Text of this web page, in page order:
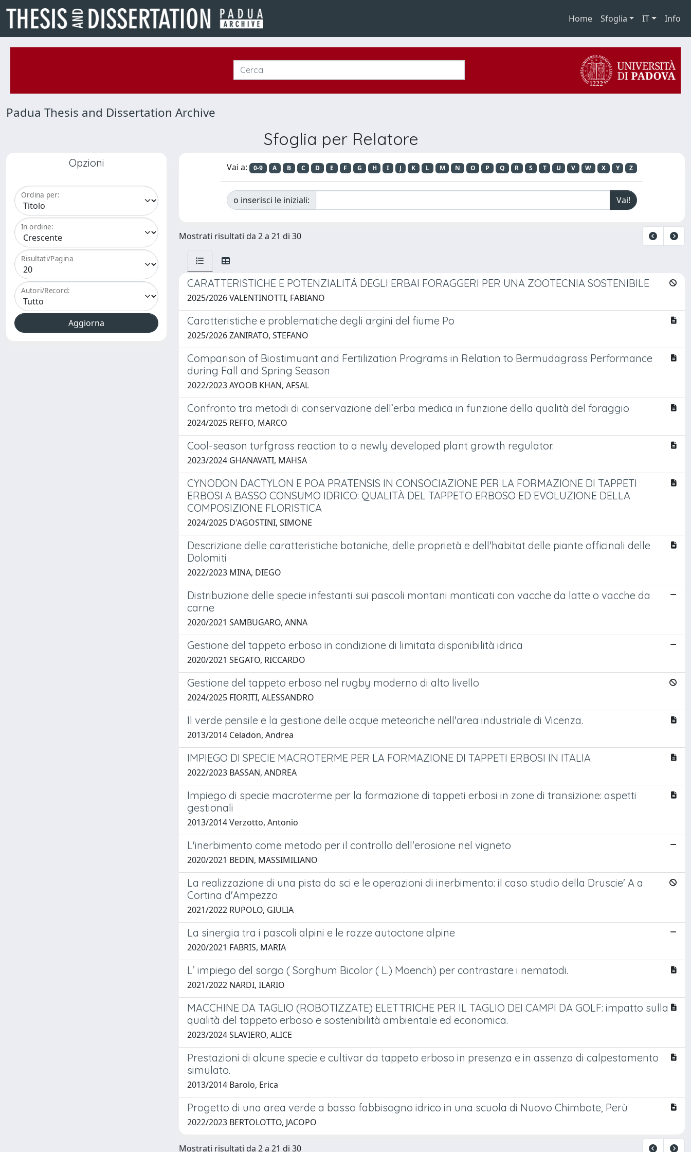
Home Sfoglia IT Info
Padua Thesis and Dissertation Archive
Sfoglia per Relatore
Opzioni
Ordina per:
In ordine:
Risultati/Pagina
Autori/Record:
Vai a: 0-9 A B C D E F G H I J K L M N O P Q R S T U V W X Y Z
o inserisci le iniziali:
Mostrati risultati da 2 a 21 di 30
CARATTERISTICHE E POTENZIALITÁ DEGLI ERBAI FORAGGERI PER UNA ZOOTECNIA SOSTENIBILE
2025/2026 VALENTINOTTI, FABIANO
Caratteristiche e problematiche degli argini del fiume Po
2025/2026 ZANIRATO, STEFANO
Comparison of Biostimuant and Fertilization Programs in Relation to Bermudagrass Performance
during Fall and Spring Season
2022/2023 AYOOB KHAN, AFSAL
Confronto tra metodi di conservazione dell’erba medica in funzione della qualità del foraggio
2024/2025 REFFO, MARCO
Cool-season turfgrass reaction to a newly developed plant growth regulator.
2023/2024 GHANAVATI, MAHSA
CYNODON DACTYLON E POA PRATENSIS IN CONSOCIAZIONE PER LA FORMAZIONE DI TAPPETI
ERBOSI A BASSO CONSUMO IDRICO: QUALITÀ DEL TAPPETO ERBOSO ED EVOLUZIONE DELLA
COMPOSIZIONE FLORISTICA
2024/2025 D'AGOSTINI, SIMONE
Descrizione delle caratteristiche botaniche, delle proprietà e dell'habitat delle piante officinali delle
Dolomiti
2022/2023 MINA, DIEGO
Distribuzione delle specie infestanti sui pascoli montani monticati con vacche da latte o vacche da
carne
2020/2021 SAMBUGARO, ANNA
Gestione del tappeto erboso in condizione di limitata disponibilità idrica
2020/2021 SEGATO, RICCARDO
Gestione del tappeto erboso nel rugby moderno di alto livello
2024/2025 FIORITI, ALESSANDRO
Il verde pensile e la gestione delle acque meteoriche nell'area industriale di Vicenza.
2013/2014 Celadon, Andrea
IMPIEGO DI SPECIE MACROTERME PER LA FORMAZIONE DI TAPPETI ERBOSI IN ITALIA
2022/2023 BASSAN, ANDREA
Impiego di specie macroterme per la formazione di tappeti erbosi in zone di transizione: aspetti
gestionali
2013/2014 Verzotto, Antonio
L'inerbimento come metodo per il controllo dell'erosione nel vigneto
2020/2021 BEDIN, MASSIMILIANO
La realizzazione di una pista da sci e le operazioni di inerbimento: il caso studio della Druscie' A a
Cortina d'Ampezzo
2021/2022 RUPOLO, GIULIA
La sinergia tra i pascoli alpini e le razze autoctone alpine
2020/2021 FABRIS, MARIA
L’ impiego del sorgo ( Sorghum Bicolor ( L.) Moench) per contrastare i nematodi.
2021/2022 NARDI, ILARIO
MACCHINE DA TAGLIO (ROBOTIZZATE) ELETTRICHE PER IL TAGLIO DEI CAMPI DA GOLF: impatto sulla
qualità del tappeto erboso e sostenibilità ambientale ed economica.
2023/2024 SLAVIERO, ALICE
Prestazioni di alcune specie e cultivar da tappeto erboso in presenza e in assenza di calpestamento
simulato.
2013/2014 Barolo, Erica
Progetto di una area verde a basso fabbisogno idrico in una scuola di Nuovo Chimbote, Perù
2022/2023 BERTOLOTTO, JACOPO
Mostrati risultati da 2 a 21 di 30